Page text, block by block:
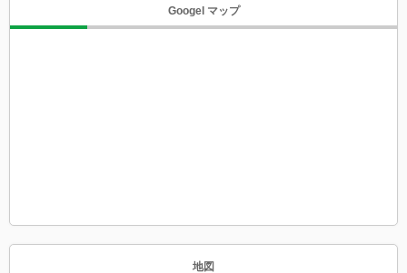
Googel マップ
地図